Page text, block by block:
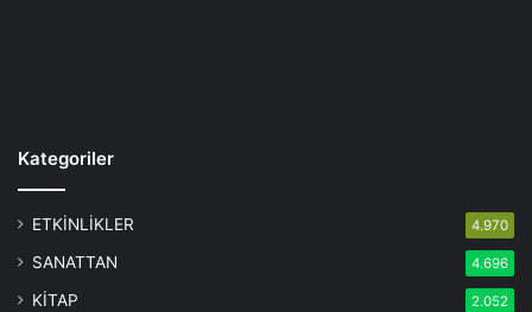
Kategoriler
ETKİNLİKLER 4.970
SANATTAN 4.696
KİTAP 2.052